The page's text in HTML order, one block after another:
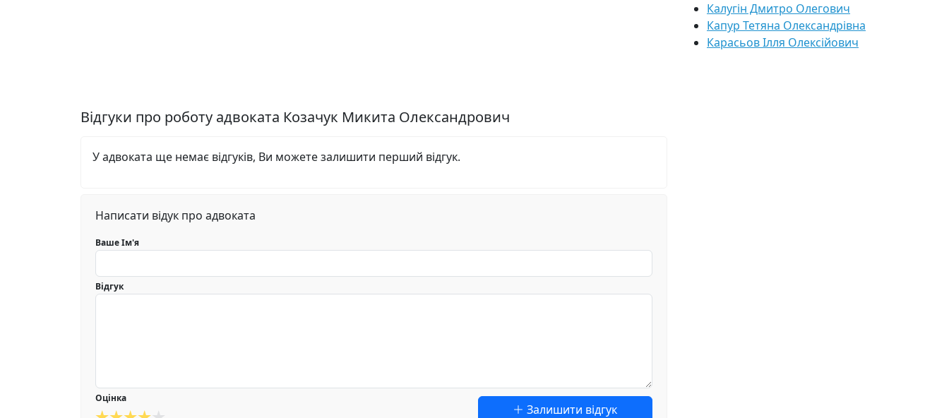
Відгуки про роботу адвоката Козачук Микита Олександрович
У адвоката ще немає відгуків, Ви можете залишити перший відгук.
Написати відук про адвоката
Ваше Ім'я
Відгук
Оцінка
Залишити відгук
Калугін Дмитро Олегович
Капур Тетяна Олександрівна
Карасьов Ілля Олексійович